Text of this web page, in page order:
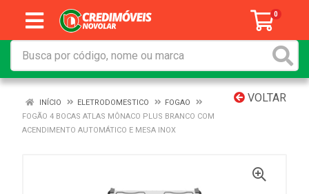
0
VOLTAR
INÍCIO ELETRODOMESTICO
FOGAO
FOGÃO 4 BOCAS ATLAS MÔNACO PLUS BRANCO COM
ACENDIMENTO AUTOMÁTICO E MESA INOX